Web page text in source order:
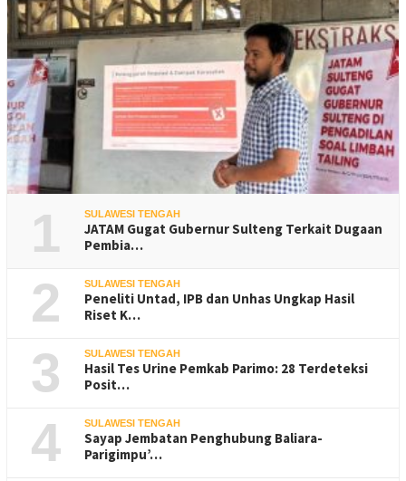
1 SULAWESI TENGAH
JATAM Gugat Gubernur Sulteng Terkait Dugaan
Pembia…
2 SULAWESI TENGAH
Peneliti Untad, IPB dan Unhas Ungkap Hasil
Riset K…
3 SULAWESI TENGAH
Hasil Tes Urine Pemkab Parimo: 28 Terdeteksi
Posit…
4 SULAWESI TENGAH
Sayap Jembatan Penghubung Baliara-
Parigimpu’…